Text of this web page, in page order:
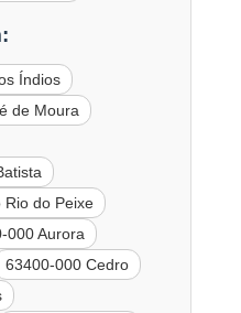
Índios
de Moura
do Peixe
000 Aurora
63400-000 Cedro